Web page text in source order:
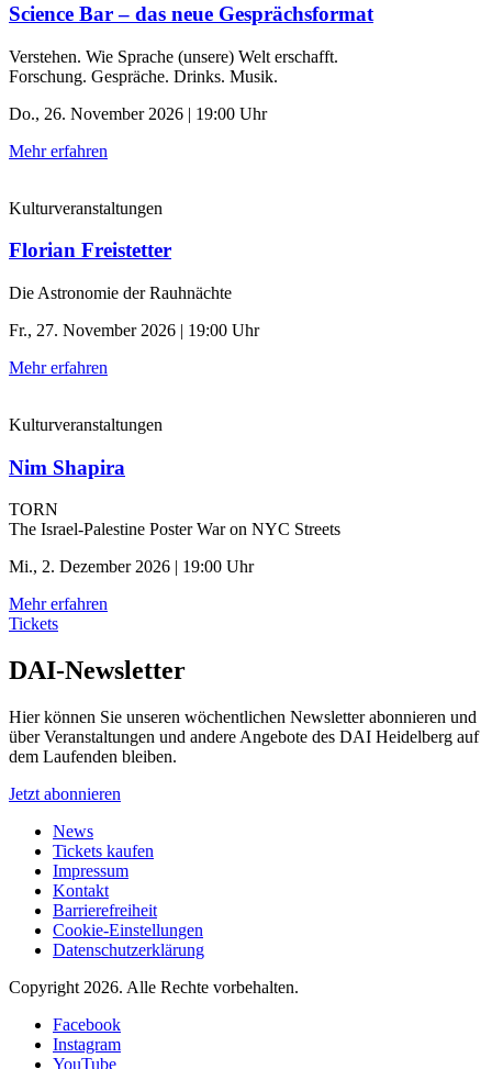
Science Bar – das neue Gesprächsformat
Verstehen. Wie Sprache (unsere) Welt erschafft.
Forschung. Gespräche. Drinks. Musik.
Do., 26. November 2026 | 19:00 Uhr
Mehr erfahren
Kulturveranstaltungen
Florian Freistetter
Die Astronomie der ­Rauhnächte
Fr., 27. November 2026 | 19:00 Uhr
Mehr erfahren
Kulturveranstaltungen
Nim Shapira
TORN
The Israel-Palestine Poster War on NYC Streets
Mi., 2. Dezember 2026 | 19:00 Uhr
Mehr erfahren
Tickets
DAI-Newsletter
Hier können Sie unseren wöchentlichen Newsletter abonnieren und
über Veranstaltungen und andere Angebote des DAI Heidelberg auf
dem Laufenden bleiben.
Jetzt abonnieren
News
Tickets kaufen
Impressum
Kontakt
Barrierefreiheit
Cookie-Einstellungen
Datenschutzerklärung
Copyright 2026. Alle Rechte vorbehalten.
Facebook
Instagram
YouTube